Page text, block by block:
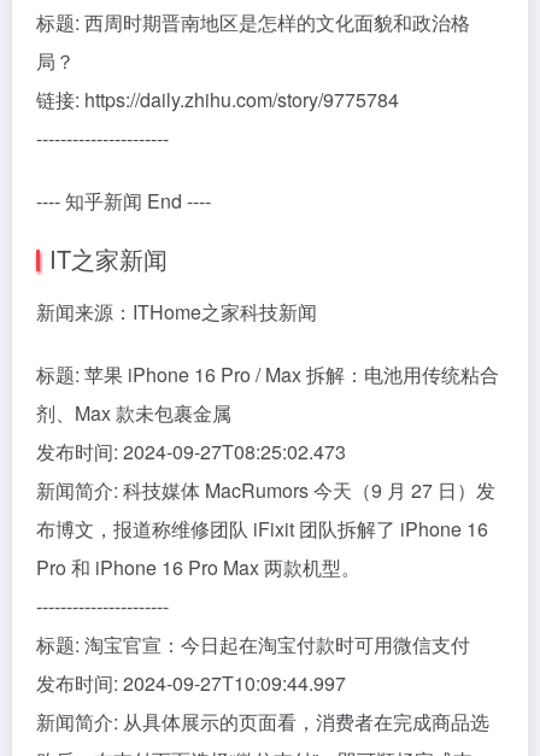
标题: 西周时期晋南地区是怎样的文化面貌和政治格
局？
链接: https://daily.zhihu.com/story/9775784
----------------------
---- 知乎新闻 End ----
IT之家新闻
新闻来源：ITHome之家科技新闻
标题: 苹果 iPhone 16 Pro / Max 拆解：电池用传统粘合
剂、Max 款未包裹金属
发布时间: 2024-09-27T08:25:02.473
新闻简介: 科技媒体 MacRumors 今天（9 月 27 日）发
布博文，报道称维修团队 iFixit 团队拆解了 iPhone 16
Pro 和 iPhone 16 Pro Max 两款机型。
----------------------
标题: 淘宝官宣：今日起在淘宝付款时可用微信支付
发布时间: 2024-09-27T10:09:44.997
新闻简介: 从具体展示的页面看，消费者在完成商品选